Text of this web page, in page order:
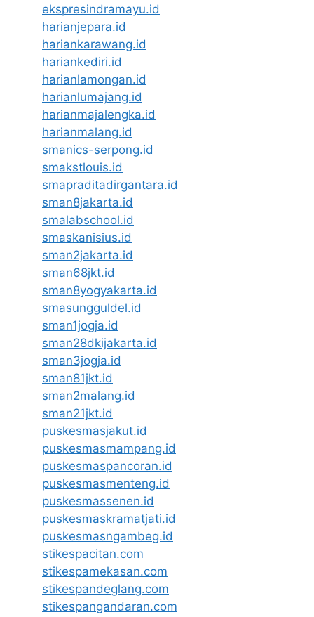
ekspresindramayu.id
harianjepara.id
hariankarawang.id
hariankediri.id
harianlamongan.id
harianlumajang.id
harianmajalengka.id
harianmalang.id
smanics-serpong.id
smakstlouis.id
smapraditadirgantara.id
sman8jakarta.id
smalabschool.id
smaskanisius.id
sman2jakarta.id
sman68jkt.id
sman8yogyakarta.id
smasungguldel.id
sman1jogja.id
sman28dkijakarta.id
sman3jogja.id
sman81jkt.id
sman2malang.id
sman21jkt.id
puskesmasjakut.id
puskesmasmampang.id
puskesmaspancoran.id
puskesmasmenteng.id
puskesmassenen.id
puskesmaskramatjati.id
puskesmasngambeg.id
stikespacitan.com
stikespamekasan.com
stikespandeglang.com
stikespangandaran.com